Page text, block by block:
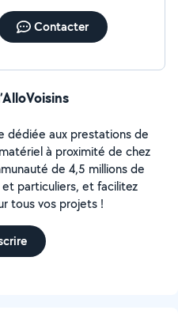
la Commission
Contacter
dédiée aux prestations de
à proximité de chez
de 4,5 millions de
particuliers, et facilitez
tous vos projets !